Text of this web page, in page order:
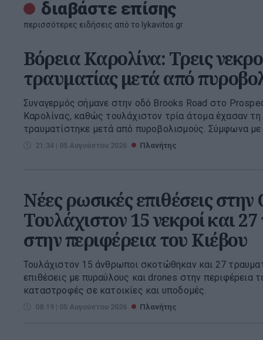
διαβάστε επίσης
περισσότερες ειδήσεις από το lykavitos.gr
Βόρεια Καρολίνα: Τρεις
τραυματίας μετά από
Συναγερμός σήμανε στην οδό Brooks Road στο
Καρολίνας, καθώς τουλάχιστον τρία άτομα έχασαν
τραυματίστηκε μετά από πυροβολισμούς. Σύμφωνα με
21:34 | 05 Αυγούστου 2026 Πλανήτης
Νέες ρωσικές επιθέσεις
Τουλάχιστον 15 νεκροί και
στην περιφέρεια του Κιέβου
Τουλάχιστον 15 άνθρωποι σκοτώθηκαν και 27
επιθέσεις με πυραύλους και drones στην περιφέρεια
καταστροφές σε κατοικίες και υποδομές.
08:19 | 05 Αυγούστου 2026 Πλανήτης